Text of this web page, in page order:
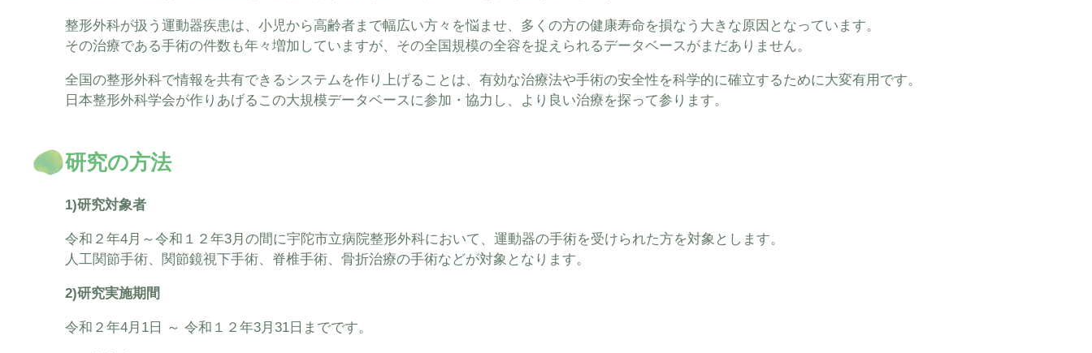
整形外科が扱う運動器疾患は、小児から高齢者まで幅広い方々を悩ませ、多くの方の健康寿命を損なう大きな原因となっています。
その治療である手術の件数も年々増加していますが、その全国規模の全容を捉えられるデータベースがまだありません。
全国の整形外科で情報を共有できるシステムを作り上げることは、有効な治療法や手術の安全性を科学的に確立するために大変有用です。
日本整形外科学会が作りあげるこの大規模データベースに参加・協力し、より良い治療を探って参ります。
研究の方法
1)研究対象者
令和２年4月～令和１２年3月の間に宇陀市立病院整形外科において、運動器の手術を受けられた方を対象とします。
人工関節手術、関節鏡視下手術、脊椎手術、骨折治療の手術などが対象となります。
2)研究実施期間
令和２年4月1日 ～ 令和１２年3月31日までです。